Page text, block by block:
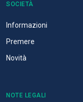
SOCIETÀ
Informazioni
Premere
Novità
NOTE LEGALI